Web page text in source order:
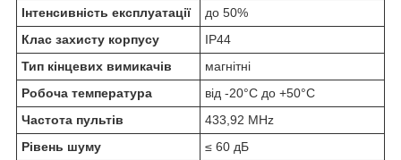
Інтенсивність експлуатації
до 50%
Клас захисту корпусу
IP44
Тип кінцевих вимикачів
магнітні
Робоча температура
від -20°C до +50°C
Частота пультів
433,92 MHz
Рівень шуму
≤ 60 дБ